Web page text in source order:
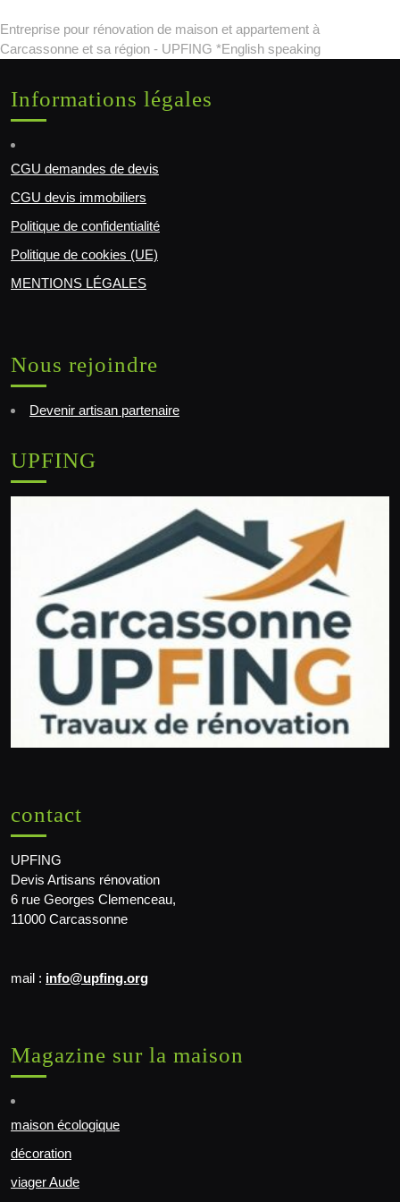
Entreprise pour rénovation de maison et appartement à
Carcassonne et sa région - UPFING *English speaking
Informations légales
CGU demandes de devis
CGU devis immobiliers
Politique de confidentialité
Politique de cookies (UE)
MENTIONS LÉGALES
Nous rejoindre
Devenir artisan partenaire
UPFING
contact
UPFING
Devis Artisans rénovation
6 rue Georges Clemenceau,
11000 Carcassonne
mail : info@upfing.org
Magazine sur la maison
maison écologique
décoration
viager Aude